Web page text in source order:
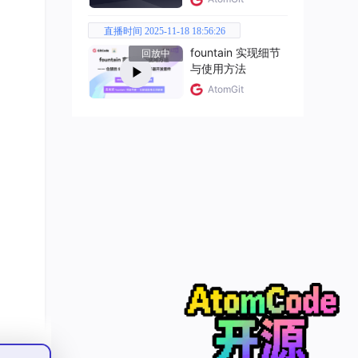
直播时间 2025-11-18 18:56:26
回放中
fountain 实现细节
与使用方法
AtomGit